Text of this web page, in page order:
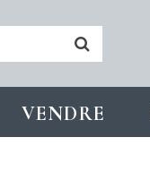
VENDRE